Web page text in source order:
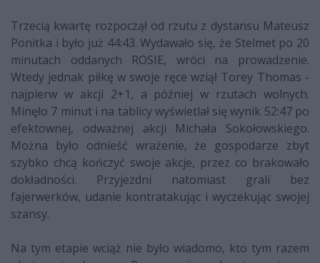
Trzecią kwartę rozpoczął od rzutu z dystansu Mateusz
Ponitka i było już 44:43. Wydawało się, że Stelmet po 20
minutach oddanych ROSIE, wróci na prowadzenie.
Wtedy jednak piłkę w swoje ręce wziął Torey Thomas -
najpierw w akcji 2+1, a później w rzutach wolnych.
Minęło 7 minut i na tablicy wyświetlał się wynik 52:47 po
efektownej, odważnej akcji Michała Sokołowskiego.
Można było odnieść wrażenie, że gospodarze zbyt
szybko chcą kończyć swoje akcje, przez co brakowało
dokładności. Przyjezdni natomiast grali bez
fajerwerków, udanie kontratakując i wyczekując swojej
szansy.
Na tym etapie wciąż nie było wiadomo, kto tym razem